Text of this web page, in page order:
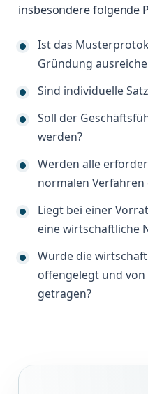
insbesondere folgende
Ist das
Gründung
Sind individuelle
Soll der
werden?
Werden alle
normalen Verfahren
Liegt bei einer
eine wirtschaftliche
Wurde die
offengelegt und
getragen?